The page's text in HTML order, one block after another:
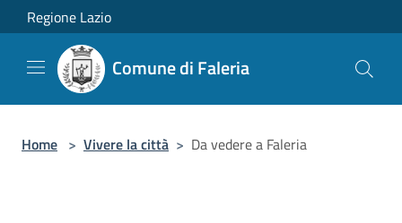
Salta al contenuto principale
Regione Lazio
Comune di Faleria
Home > Vivere la città > Da vedere a Faleria